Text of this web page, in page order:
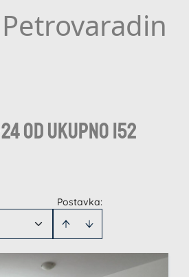
od ukupno 152
Postavka: